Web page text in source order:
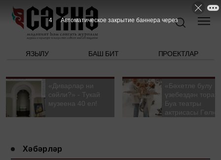
ЯЗЫЛУ БАШ БИТ ПРОЕКТЛАР
«Диварлар ни
сөйли?» - Тукай
музеена 40 ел!
«Бәхетле булу
үзебездән тора».
Буа театры
актрисасы
Хәбәрләр
3 Автоматическое закрытие баннера через